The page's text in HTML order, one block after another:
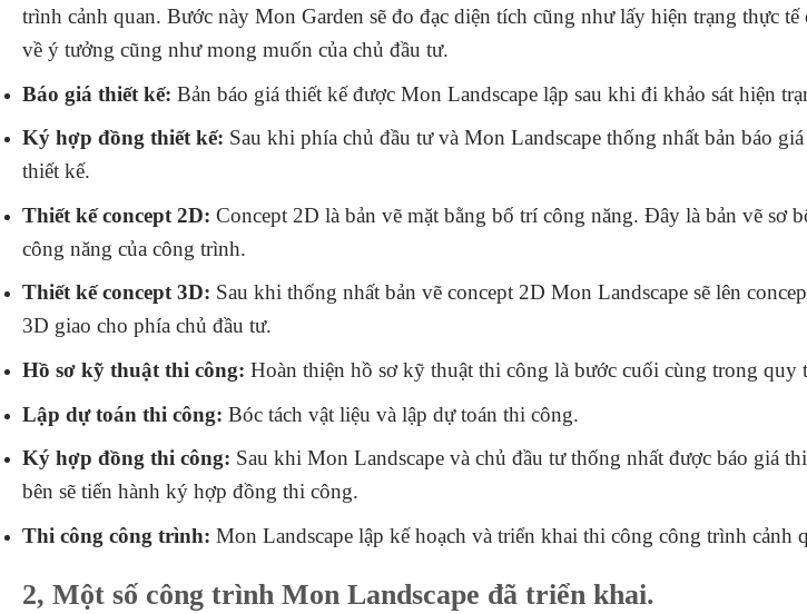
trình cảnh quan. Bước này Mon Garden sẽ đo đạc diện tích cũng như lấy hiện trạng thực
về ý tưởng cũng như mong muốn của chủ đầu tư.
Báo giá thiết kế: Bản báo giá thiết kế được Mon Landscape lập sau khi đi khảo sát hiện
Ký hợp đồng thiết kế: Sau khi phía chủ đầu tư và Mon Landscape thống nhất bản báo
thiết kế.
Thiết kế concept 2D: Concept 2D là bản vẽ mặt bằng bố trí công năng. Đây là bản vẽ sơ
công năng của công trình.
Thiết kế concept 3D: Sau khi thống nhất bản vẽ concept 2D Mon Landscape sẽ lên
3D giao cho phía chủ đầu tư.
Hồ sơ kỹ thuật thi công: Hoàn thiện hồ sơ kỹ thuật thi công là bước cuối cùng trong
Lập dự toán thi công: Bóc tách vật liệu và lập dự toán thi công.
Ký hợp đồng thi công: Sau khi Mon Landscape và chủ đầu tư thống nhất được báo giá
bên sẽ tiến hành ký hợp đồng thi công.
Thi công công trình: Mon Landscape lập kế hoạch và triển khai thi công công trình cảnh
2, Một số công trình Mon Landscape đã triển khai.